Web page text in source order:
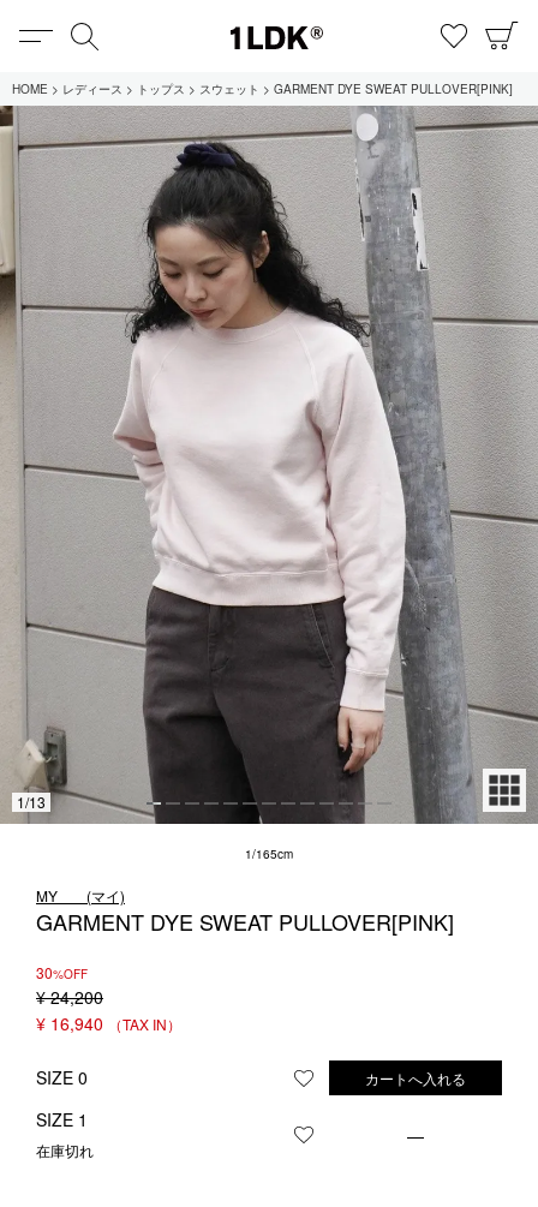
MENU お気に
在庫あり
全てのアイテム
限定
セール
全てのブランド
UNIVERSAL PRODUCTS.
EVCON
MY___
1LDK STAND
HOME レディース トップス スウェット GARMENT DYE SWEAT PULLOVER[PINK]
1/13
1/165cm
MY___ (マイ)
GARMENT DYE SWEAT PULLOVER[PINK]
30%OFF
¥ 24,200
¥ 16,940
SIZE 0 お気に入りに登録する
カートへ入れる
SIZE 1
在庫切れ お気に入りに登録する
—